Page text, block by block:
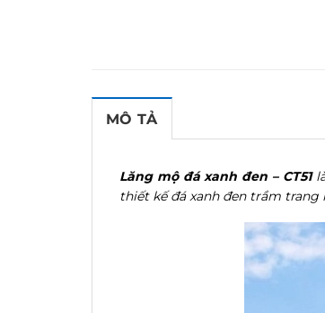
MÔ TẢ
Lăng mộ đá xanh đen – CT51
thiết kế đá xanh đen trầm